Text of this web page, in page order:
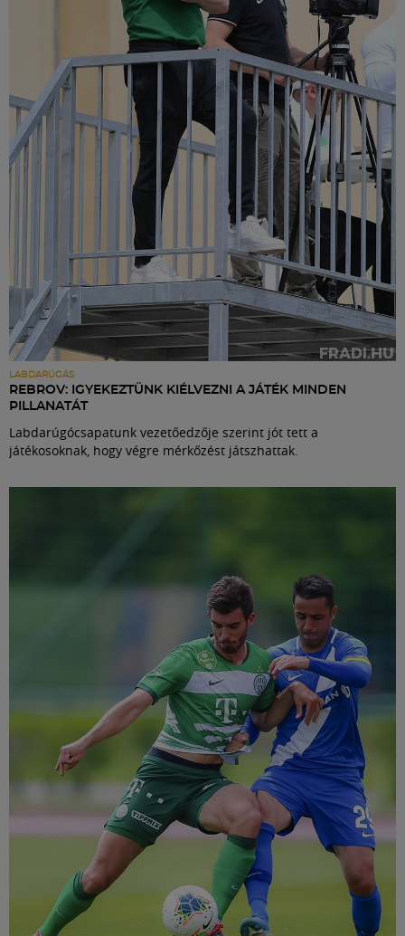
LABDARÚGÁS
REBROV: IGYEKEZTÜNK KIÉLVEZNI A JÁTÉK MINDEN
PILLANATÁT
Labdarúgócsapatunk vezetőedzője szerint jót tett a
játékosoknak, hogy végre mérkőzést játszhattak.